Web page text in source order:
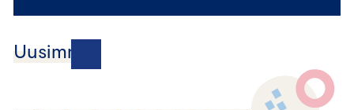
Uusimmat